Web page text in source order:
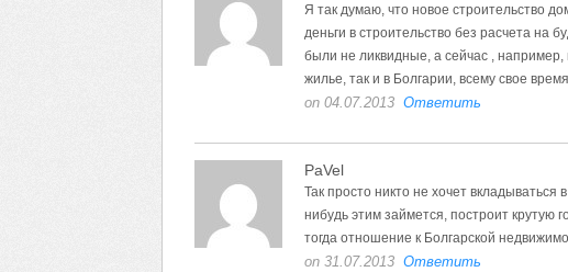
Я так думаю, что новое строительство
деньги в строительство без расчета на
были не ликвидные, а сейчас ,
жилье, так и в Болгарии, всему свое
on 04.07.2013 Ответить
PaVel
Так просто никто не хочет вкладываться
нибудь этим займется, построит крутую
тогда отношение к Болгарской
on 31.07.2013 Ответить